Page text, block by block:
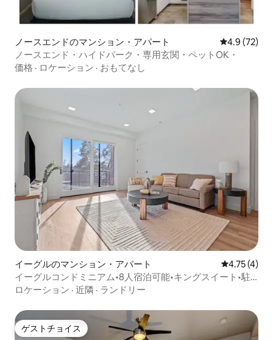
ノースエンドのマンション・アパート レビュー72
4.9 (72)
ノースエンド・ハイドパーク・専用玄関・ペットOK・
価格 · ロケーション · おもてなし
イーグルのマンション・アパート レビュー4
4.75 (4)
イーグルコンドミニアム•8人宿泊可能•キングスイート•駐
車場•川
ロケーション · 近隣 · ランドリー
ゲストチョイス
ゲストチョイス